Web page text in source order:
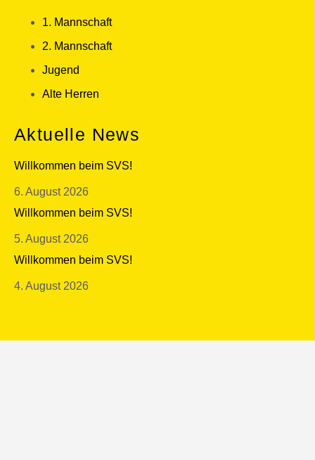
1. Mannschaft
2. Mannschaft
Jugend
Alte Herren
Aktuelle News
Willkommen beim SVS!
6. August 2026
Willkommen beim SVS!
5. August 2026
Willkommen beim SVS!
4. August 2026